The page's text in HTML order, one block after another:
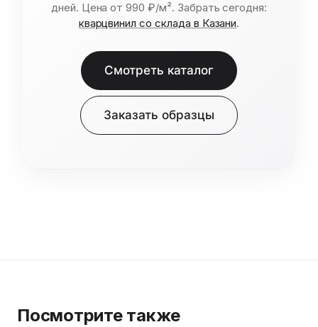
дней. Цена от 990 ₽/м². Забрать сегодня:
кварцвинил со склада в Казани.
Смотреть каталог
Заказать образцы
Посмотрите также